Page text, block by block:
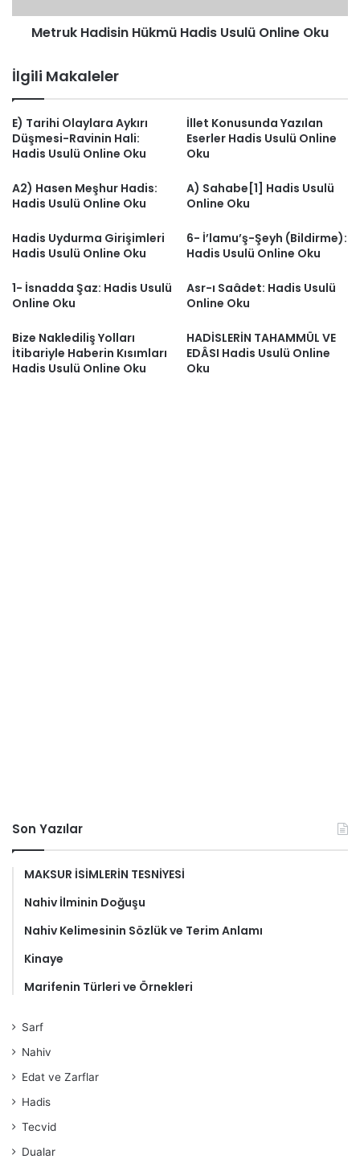
Metruk Hadisin Hükmü Hadis Usulü Online Oku
İlgili Makaleler
E) Tarihi Olaylara Aykırı
Düşmesi-Ravinin Hali:
Hadis Usulü Online Oku
İllet Konusunda Yazılan
Eserler Hadis Usulü Online
Oku
A2) Hasen Meşhur Hadis:
Hadis Usulü Online Oku
A) Sahabe[1] Hadis Usulü
Online Oku
Hadis Uydurma Girişimleri
Hadis Usulü Online Oku
6- İ’lamu’ş-Şeyh (Bildirme):
Hadis Usulü Online Oku
1- İsnadda Şaz: Hadis Usulü
Online Oku
Asr-ı Saâdet: Hadis Usulü
Online Oku
Bize Naklediliş Yolları
İtibariyle Haberin Kısımları
Hadis Usulü Online Oku
HADİSLERİN TAHAMMÜL VE
EDÂSI Hadis Usulü Online
Oku
Son Yazılar
MAKSUR İSİMLERİN TESNİYESİ
Nahiv İlminin Doğuşu
Nahiv Kelimesinin Sözlük ve Terim Anlamı
Kinaye
Marifenin Türleri ve Örnekleri
Sarf
Nahiv
Edat ve Zarflar
Hadis
Tecvid
Dualar